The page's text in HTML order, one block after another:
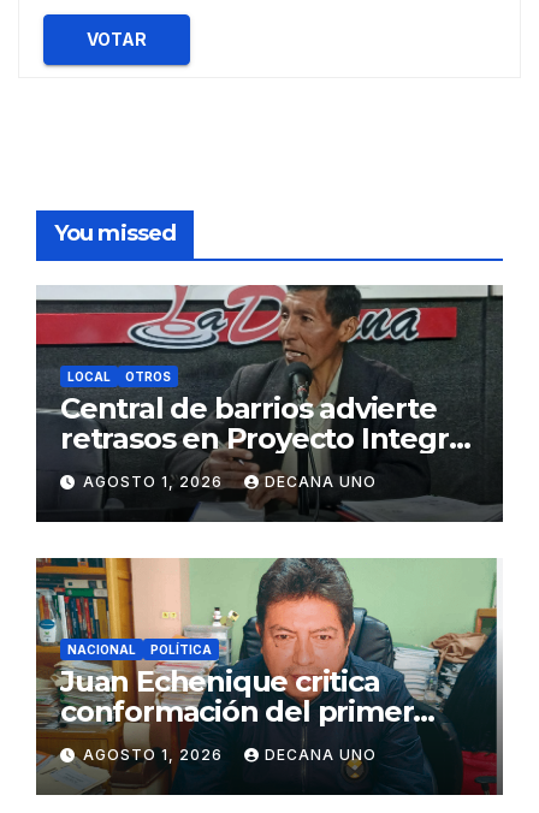
VOTAR
You missed
LOCAL OTROS
Central de barrios advierte
retrasos en Proyecto Integral
de Agua y Alcantarillado para
Juliaca
AGOSTO 1, 2026 DECANA UNO
NACIONAL POLÍTICA
Juan Echenique critica
conformación del primer
gabinete ministerial de Keiko
Fujimori
AGOSTO 1, 2026 DECANA UNO